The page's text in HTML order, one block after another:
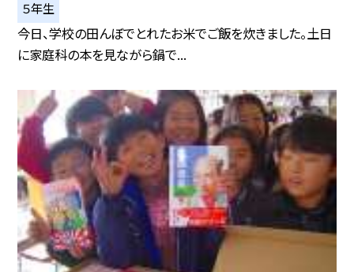
５年生
今日、学校の田んぼでとれたお米でご飯を炊きました。土日
に家庭科の本を見ながら鍋で...